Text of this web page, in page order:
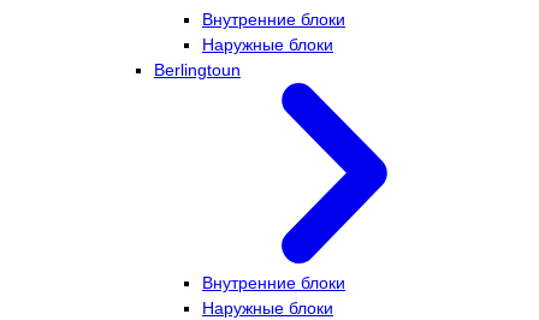
Внутренние блоки
Наружные блоки
Berlingtoun
Внутренние блоки
Наружные блоки